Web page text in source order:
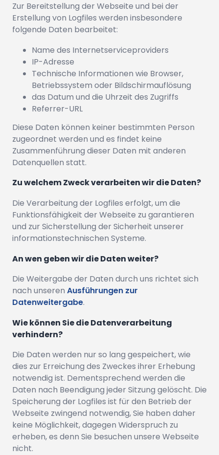
Zur Bereitstellung der Webseite und bei der
Erstellung von Logfiles werden insbesondere
folgende Daten bearbeitet:
Name des Internetserviceproviders
IP-Adresse
Technische Informationen wie Browser,
Betriebssystem oder Bildschirmauflösung
das Datum und die Uhrzeit des Zugriffs
Referrer-URL
Diese Daten können keiner bestimmten Person
zugeordnet werden und es findet keine
Zusammenführung dieser Daten mit anderen
Datenquellen statt.
Zu welchem Zweck verarbeiten wir die Daten?
Die Verarbeitung der Logfiles erfolgt, um die
Funktionsfähigkeit der Webseite zu garantieren
und zur Sicherstellung der Sicherheit unserer
informationstechnischen Systeme.
An wen geben wir die Daten weiter?
Die Weitergabe der Daten durch uns richtet sich
nach unseren Ausführungen zur
Datenweitergabe.
Wie können Sie die Datenverarbeitung
verhindern?
Die Daten werden nur so lang gespeichert, wie
dies zur Erreichung des Zweckes ihrer Erhebung
notwendig ist. Dementsprechend werden die
Daten nach Beendigung jeder Sitzung gelöscht. Die
Speicherung der Logfiles ist für den Betrieb der
Webseite zwingend notwendig, Sie haben daher
keine Möglichkeit, dagegen Widerspruch zu
erheben, es denn Sie besuchen unsere Webseite
nicht.